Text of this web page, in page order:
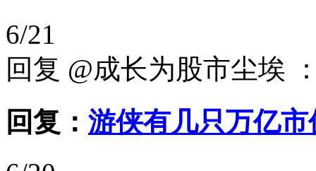
6/21
回复 @成长为股市尘埃
回复： 游侠有几只万亿